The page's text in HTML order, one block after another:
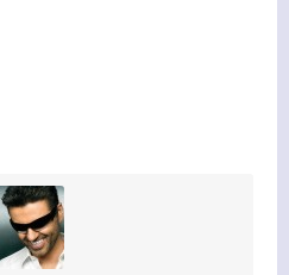
客服小美